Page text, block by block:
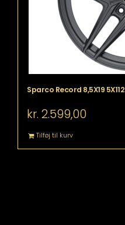
Sparco Record 8,5X19 5X112
kr. 2.599,00
Tilføj til kurv